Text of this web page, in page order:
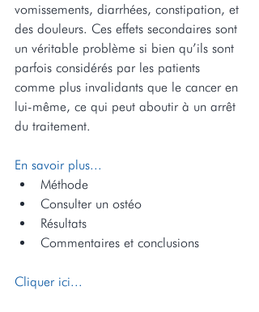
vomissements, diarrhées, constipation, et
des douleurs. Ces effets secondaires sont
un véritable problème si bien qu’ils sont
parfois considérés par les patients
comme plus invalidants que le cancer en
lui-même, ce qui peut aboutir à un arrêt
du traitement.
En savoir plus...
Méthode
Consulter un ostéo
Résultats
Commentaires et conclusions
Cliquer ici...